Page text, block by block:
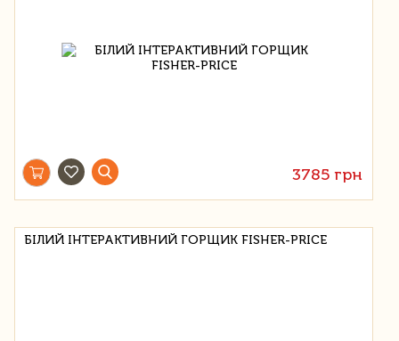
3785 грн
БІЛИЙ ІНТЕРАКТИВНИЙ ГОРЩИК FISHER-PRICE